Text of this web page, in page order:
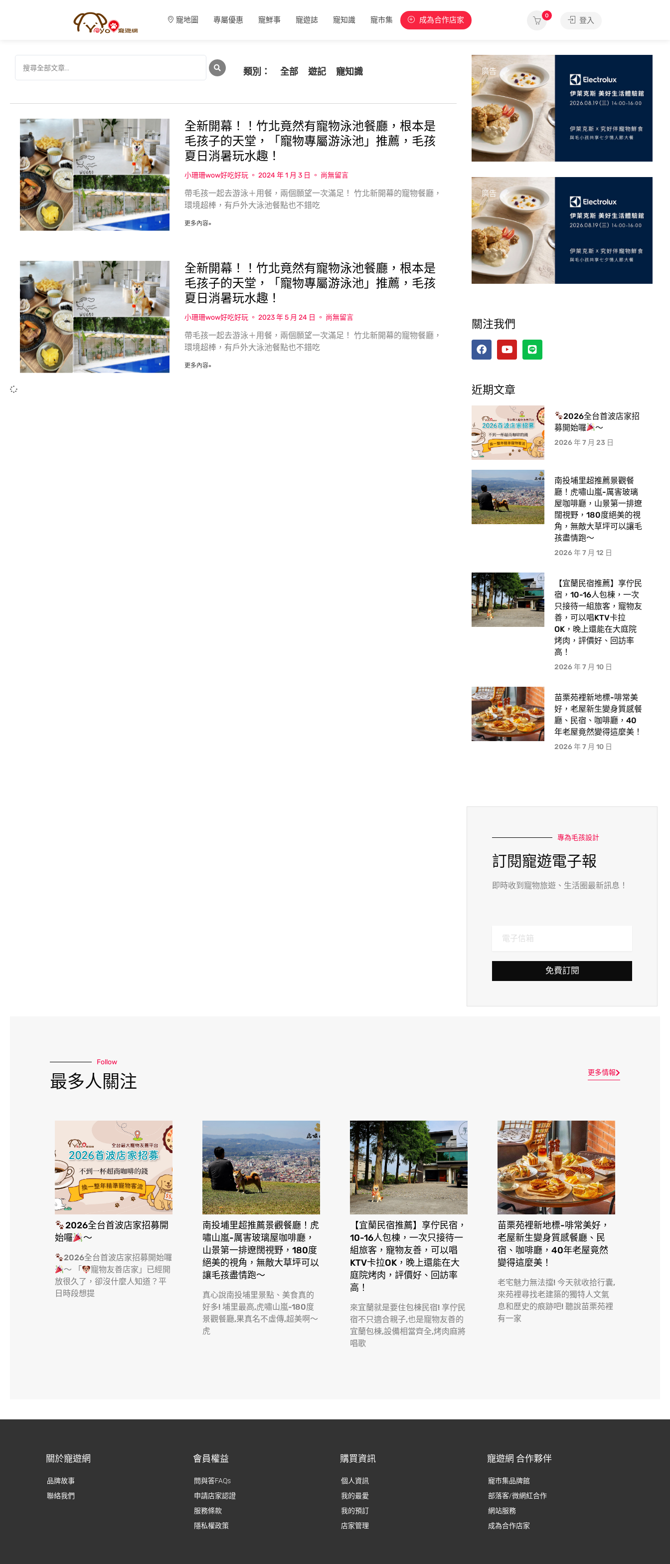
寵地圖 專屬優惠 寵鮮事 寵遊誌 寵知識 寵市集 成為合作店家 0
登入
類別： 全部 遊記 寵知識
全新開幕！！竹北竟然有寵物泳池餐廳，根本是
毛孩子的天堂，「寵物專屬游泳池」推薦，毛孩
夏日消暑玩水趣！
小珊珊wow好吃好玩 2024 年 1 月 3 日 尚無留言
帶毛孩一起去游泳＋用餐，兩個願望一次滿足！ 竹北新開幕的寵物餐廳，
環境超棒，有戶外大泳池餐點也不錯吃
更多內容»
全新開幕！！竹北竟然有寵物泳池餐廳，根本是
毛孩子的天堂，「寵物專屬游泳池」推薦，毛孩
夏日消暑玩水趣！
小珊珊wow好吃好玩 2023 年 5 月 24 日 尚無留言
帶毛孩一起去游泳＋用餐，兩個願望一次滿足！ 竹北新開幕的寵物餐廳，
環境超棒，有戶外大泳池餐點也不錯吃
更多內容»
廣告
廣告
關注我們
近期文章
2026全台首波店家招
募開始囉
～
2026 年 7 月 23 日
南投埔里超推薦景觀餐
廳！虎嘯山嵐-厲害玻璃
屋咖啡廳，山景第一排遼
闊視野，180度絕美的視
角，無敵大草坪可以讓毛
孩盡情跑〜
2026 年 7 月 12 日
【宜蘭民宿推薦】享佇民
宿，10-16人包棟，一次
只接待一組旅客，寵物友
善，可以唱KTV卡拉
OK，晚上還能在大庭院
烤肉，評價好、回訪率
高！
2026 年 7 月 10 日
苗栗苑裡新地標-啡常美
好，老屋新生變身質感餐
廳、民宿、咖啡廳，40
年老屋竟然變得這麼美！
2026 年 7 月 10 日
專為毛孩設計
訂閱寵遊電子報
即時收到寵物旅遊、生活圈最新訊息！
免費訂閱
Follow
最多人關注 更多情報
2026全台首波店家招募開
始囉
～
2026全台首波店家招募開始囉
～ 「
寵物友善店家」已經開
放很久了，卻沒什麼人知道？平
日時段想提
南投埔里超推薦景觀餐廳！虎
嘯山嵐-厲害玻璃屋咖啡廳，
山景第一排遼闊視野，180度
絕美的視角，無敵大草坪可以
讓毛孩盡情跑〜
真心說南投埔里景點、美食真的
好多! 埔里最高,虎嘯山嵐-180度
景觀餐廳,果真名不虛傳,超美啊〜
虎
【宜蘭民宿推薦】享佇民宿，
10-16人包棟，一次只接待一
組旅客，寵物友善，可以唱
KTV卡拉OK，晚上還能在大
庭院烤肉，評價好、回訪率
高！
來宜蘭就是要住包棟民宿! 享佇民
宿不只適合親子,也是寵物友善的
宜蘭包棟,設備相當齊全,烤肉麻將
唱歌
苗栗苑裡新地標-啡常美好，
老屋新生變身質感餐廳、民
宿、咖啡廳，40年老屋竟然
變得這麼美！
老宅魅力無法擋! 今天就收拾行囊,
來苑裡尋找老建築的獨特人文氣
息和歷史的痕跡吧! 聽說苗栗苑裡
有一家
關於寵遊網
品牌故事
聯絡我們
會員權益
問與答FAQs
申請店家認證
服務條款
隱私權政策
購買資訊
個人資訊
我的最愛
我的預訂
店家管理
寵遊網 合作夥伴
寵市集品牌館
部落客/微網紅合作
網站服務
成為合作店家